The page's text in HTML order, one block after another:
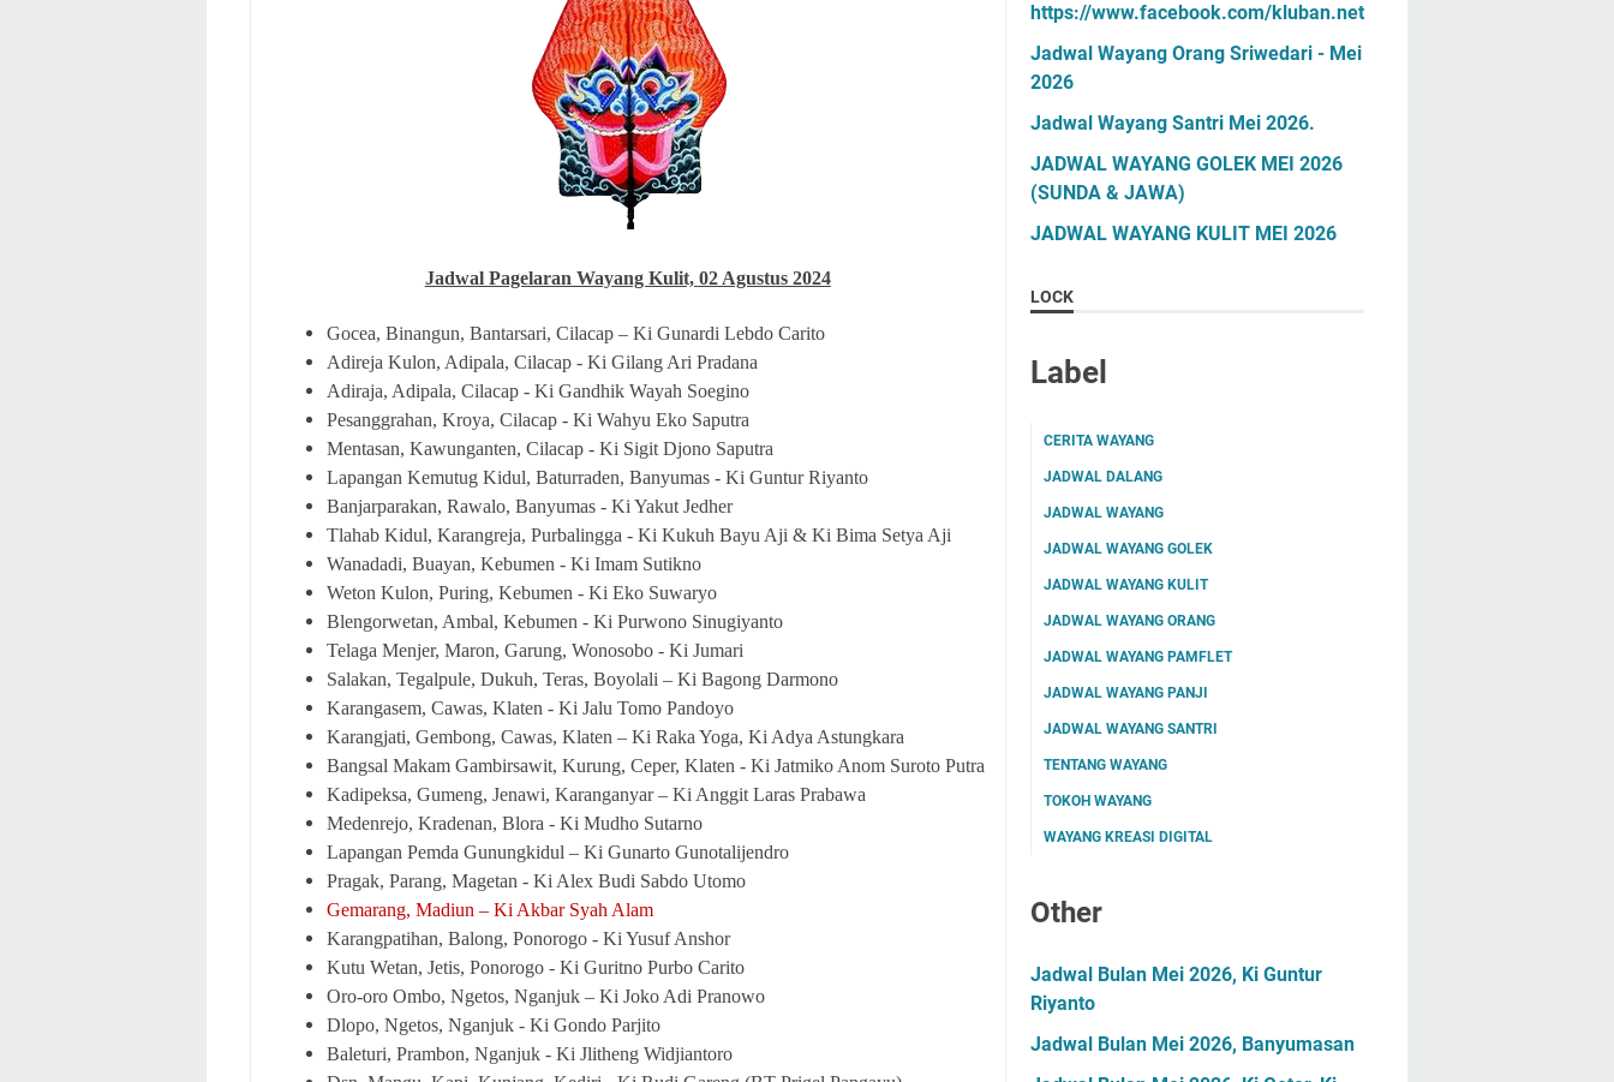
Jadwal Pagelaran Wayang Kulit, 02 Agustus 2024
Gocea, Binangun, Bantarsari, Cilacap – Ki Gunardi Lebdo Carito
Adireja Kulon, Adipala, Cilacap - Ki Gilang Ari Pradana
Adiraja, Adipala, Cilacap - Ki Gandhik Wayah Soegino
Pesanggrahan, Kroya, Cilacap - Ki Wahyu Eko Saputra
Mentasan, Kawunganten, Cilacap - Ki Sigit Djono Saputra
Lapangan Kemutug Kidul, Baturraden, Banyumas - Ki Guntur Riyanto
Banjarparakan, Rawalo, Banyumas - Ki Yakut Jedher
Tlahab Kidul, Karangreja, Purbalingga - Ki Kukuh Bayu Aji & Ki Bima Setya Aji
Wanadadi, Buayan, Kebumen - Ki Imam Sutikno
Weton Kulon, Puring, Kebumen - Ki Eko Suwaryo
Blengorwetan, Ambal, Kebumen - Ki Purwono Sinugiyanto
Telaga Menjer, Maron, Garung, Wonosobo - Ki Jumari
Salakan, Tegalpule, Dukuh, Teras, Boyolali – Ki Bagong Darmono
Karangasem, Cawas, Klaten - Ki Jalu Tomo Pandoyo
Karangjati, Gembong, Cawas, Klaten – Ki Raka Yoga, Ki Adya Astungkara
Bangsal Makam Gambirsawit, Kurung, Ceper, Klaten - Ki Jatmiko Anom Suroto Putra
Kadipeksa, Gumeng, Jenawi, Karanganyar – Ki Anggit Laras Prabawa
Medenrejo, Kradenan, Blora - Ki Mudho Sutarno
Lapangan Pemda Gunungkidul – Ki Gunarto Gunotalijendro
Pragak, Parang, Magetan - Ki Alex Budi Sabdo Utomo
Gemarang, Madiun – Ki Akbar Syah Alam
Karangpatihan, Balong, Ponorogo - Ki Yusuf Anshor
Kutu Wetan, Jetis, Ponorogo - Ki Guritno Purbo Carito
Oro-oro Ombo, Ngetos, Nganjuk – Ki Joko Adi Pranowo
Dlopo, Ngetos, Nganjuk - Ki Gondo Parjito
Baleturi, Prambon, Nganjuk - Ki Jlitheng Widjiantoro
https://www.facebook.com/kluban.net
Jadwal Wayang Orang Sriwedari - Mei
2026
Jadwal Wayang Santri Mei 2026.
JADWAL WAYANG GOLEK MEI 2026
(SUNDA & JAWA)
JADWAL WAYANG KULIT MEI 2026
LOCK
Label
CERITA WAYANG
JADWAL DALANG
JADWAL WAYANG
JADWAL WAYANG GOLEK
JADWAL WAYANG KULIT
JADWAL WAYANG ORANG
JADWAL WAYANG PAMFLET
JADWAL WAYANG PANJI
JADWAL WAYANG SANTRI
TENTANG WAYANG
TOKOH WAYANG
WAYANG KREASI DIGITAL
Other
Jadwal Bulan Mei 2026, Ki Guntur
Riyanto
Jadwal Bulan Mei 2026, Banyumasan